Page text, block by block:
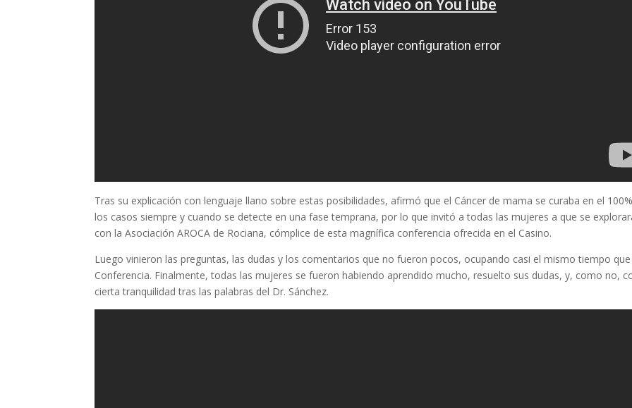
Tras su explicación con lenguaje llano sobre estas posibilidades, afirmó que el Cáncer de mama se curaba en el
los casos siempre y cuando se detecte en una fase temprana, por lo que invitó a todas las mujeres a que se
con la Asociación AROCA de Rociana, cómplice de esta magnífica conferencia ofrecida en el Casino.
Luego vinieron las preguntas, las dudas y los comentarios que no fueron pocos, ocupando casi el mismo tiempo que
Conferencia. Finalmente, todas las mujeres se fueron habiendo aprendido mucho, resuelto sus dudas, y, como no,
cierta tranquilidad tras las palabras del Dr. Sánchez.